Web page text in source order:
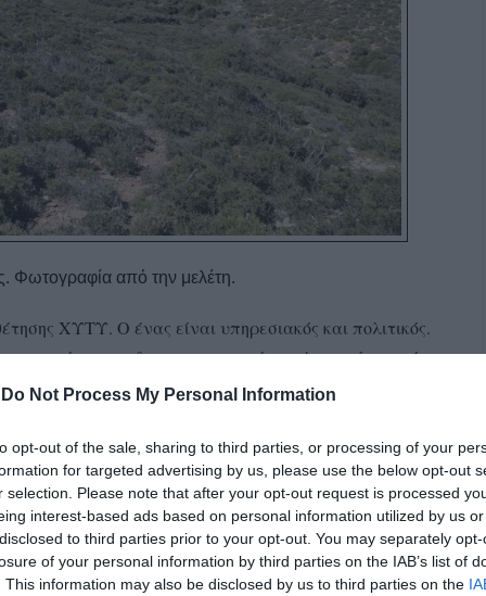
Do Not Process My Personal Information
opt-out of the sale, sharing to third parties, or processing of your
for targeted advertising by us, please use the below opt-out
selection. Please note that after your opt-out request is processed
interest-based ads based on personal information utilized by us
to third parties prior to your opt-out. You may separately
of your personal information by third parties on the IAB’s list of
This information may also be disclosed by us to third parties on the
Φωτογραφία από την μελέτη.
ΧΥΤΥ. Ο ένας είναι υπηρεσιακός και πολιτικός.
στα δικαστηρια κατά του Αρχαιολογικού
Η απόφαση αυτή πέρασε με ψηφους
Βουραζέρη αδυνατεί να συγκροτήσει πλειοψηφία σε
πράγματα από την αρχή.
ξεκινώντας το αφήγημα του από το 2013 σε μια
δέσμευση και απόφαση για «εμπλουτισμό
αντιπολίτευση! Το αφήγημα αυτό δεν αντέχει σε